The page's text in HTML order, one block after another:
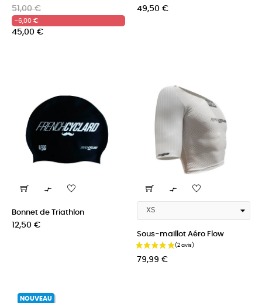
Prix
habituel
51,00 €
-6,00 €
Prix
45,00 €
Prix
49,50 €

Bonnet de Triathlon
Prix
12,50 €

Sous-maillot Aéro Flow
Prix
79,99 €
NOUVEAU